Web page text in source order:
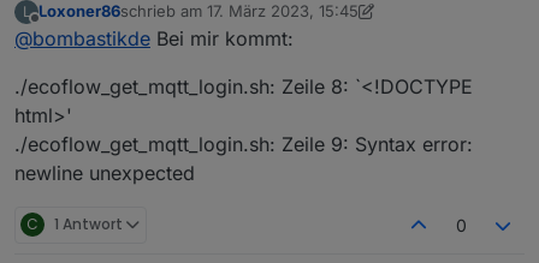
kommen auch wieder Werte!
https://github.com/mmiller7/ecoflow-
withoutflow/blob/main/cloud-
L
Offline
Loxoner86schrieb am 17. März 2023, 15:45
zuletzt editiert von Loxoner86
@bombastikde Bei mir kommt:
./ecoflow_get_mqtt_login.sh: Zeile 8: `<!DOCTYPE
html>'
./ecoflow_get_mqtt_login.sh: Zeile 9: Syntax error:
newline unexpected
C 1 Antwort 0